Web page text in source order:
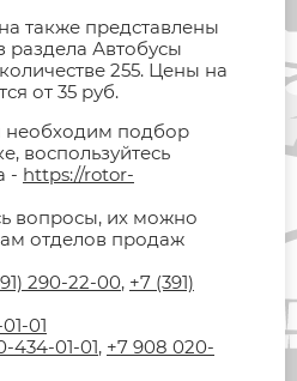
также представлены
раздела Автобусы
255. Цены на
от 35 руб.
необходим подбор
воспользуйтесь
- https://rotor-
вопросы, их можно
отделов продаж
290-22-00, +7 (391)
01
434-01-01, +7 908 020-